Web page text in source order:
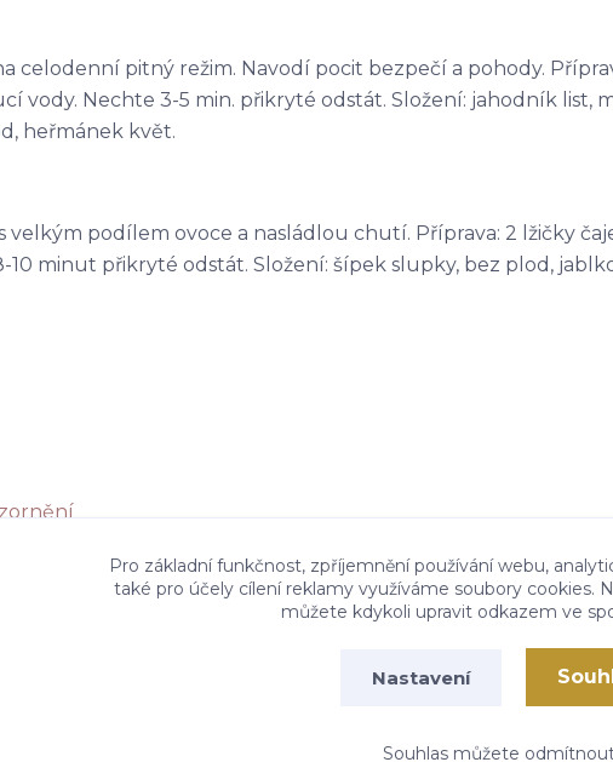
celodenní pitný režim. Navodí pocit bezpečí a pohody.
vody. Nechte 3-5 min. přikryté odstát. Složení: jahodník list,
heřmánek květ.
velkým podílem ovoce a nasládlou chutí. Příprava: 2 lžičky
minut přikryté odstát. Složení: šípek slupky, bez plod,
Pro základní funkčnost, zpříjemnění používání webu,
také pro účely cílení reklamy využíváme soubory cookies.
můžete kdykoli upravit odkazem ve
Nastavení
Souhlas můžete